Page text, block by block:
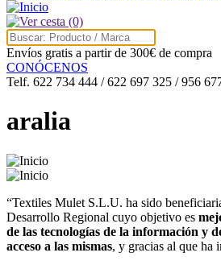
(0)
Envíos gratis a partir de 300€ de compra
CONÓCENOS
Telf. 622 734 444 / 622 697 325 / 956
aralia
“Textiles Mulet S.L.U. ha sido
Desarrollo Regional cuyo objetivo es
de las tecnologías de la información y
acceso a las mismas, y gracias al que ha